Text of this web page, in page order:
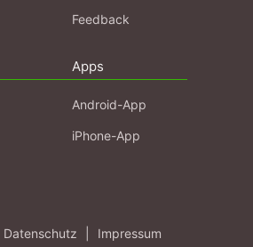
Feedback
Apps
Android-App
iPhone-App
Datenschutz Impressum